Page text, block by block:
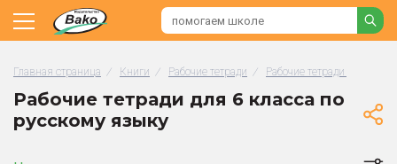
Главная страница / Книги / Рабочие тетради / Рабочие тетради по
Рабочие тетради для 6 класса по
русскому языку